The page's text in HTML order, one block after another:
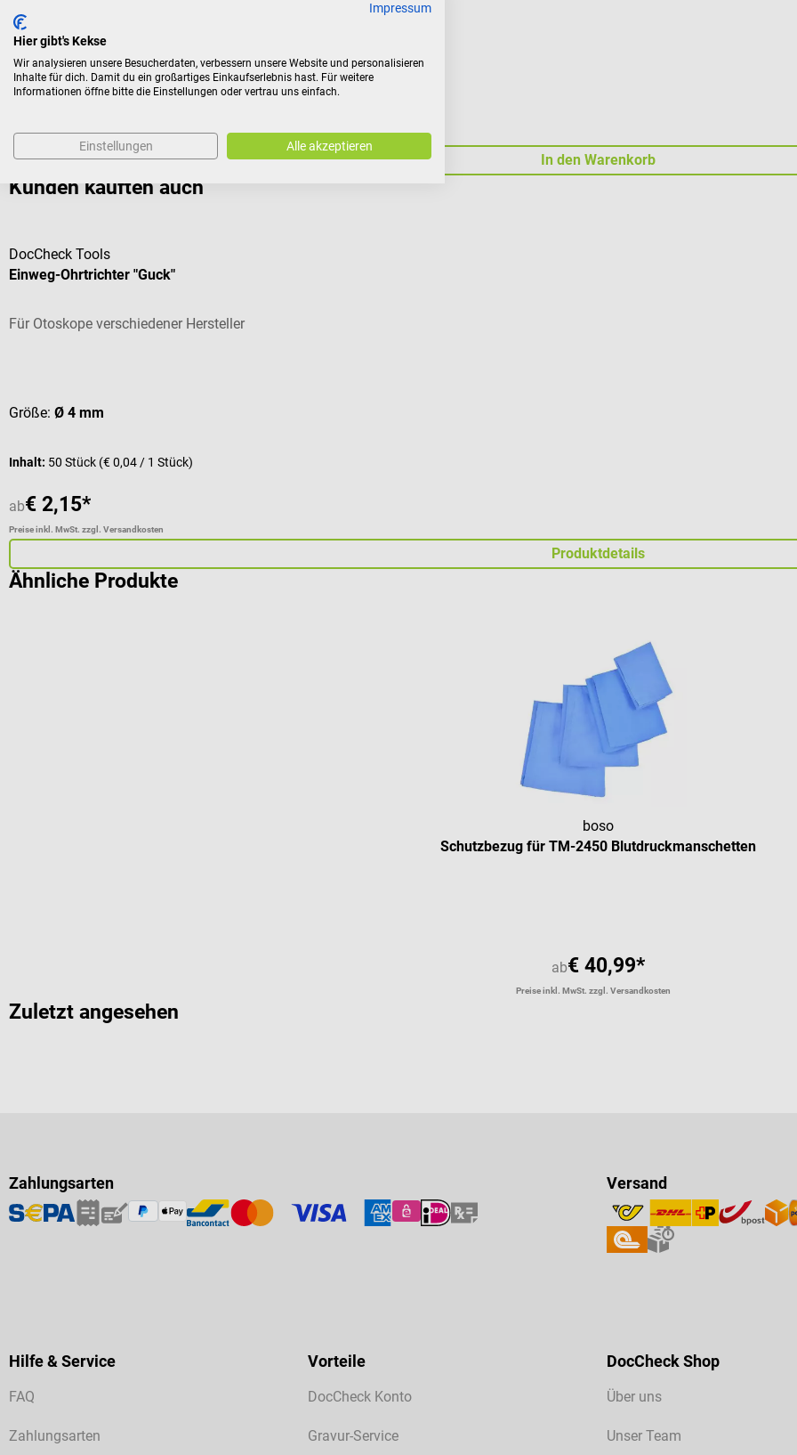
Mit Riemen- & Klettverschluss
Preise inkl. MwSt. zzgl. Versandkosten
In den Warenkorb
Kunden kauften auch
DocCheck Tools
Einweg-Ohrtrichter "Guck"
Für Otoskope verschiedener Hersteller
Größe: Ø 4 mm
Inhalt: 50 Stück (€ 0,04 / 1 Stück)
ab€ 2,15*
Preise inkl. MwSt. zzgl. Versandkosten
Produktdetails
Ähnliche Produkte
boso
Schutzbezug für TM-2450 Blutdruckmanschetten
ab€ 40,99*
Preise inkl. MwSt. zzgl. Versandkosten
Zuletzt angesehen
Zahlungsarten Versand
Hilfe & Service
FAQ
Zahlungsarten
Vorteile
DocCheck Konto
Gravur-Service
DocCheck Shop
Über uns
Unser Team
Impressum
Hier gibt's Kekse
Wir analysieren unsere Besucherdaten, verbessern unsere Website und personalisieren
Inhalte für dich. Damit du ein großartiges Einkaufserlebnis hast. Für weitere
Informationen öffne bitte die Einstellungen oder vertrau uns einfach.
Einstellungen Alle akzeptieren